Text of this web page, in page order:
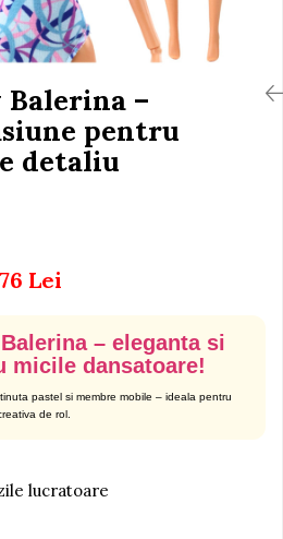
–
pentru
detaliu
Lei
– eleganta si
micile dansatoare!
pastel si membre mobile – ideala pentru
de rol.
lucratoare